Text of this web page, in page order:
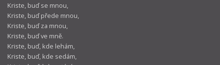
Kriste, buď se mnou,
Kriste, buď přede mnou,
Kriste, buď za mnou,
Kriste, buď ve mně.
Kriste, buď, kde lehám,
Kriste, buď, kde sedám,